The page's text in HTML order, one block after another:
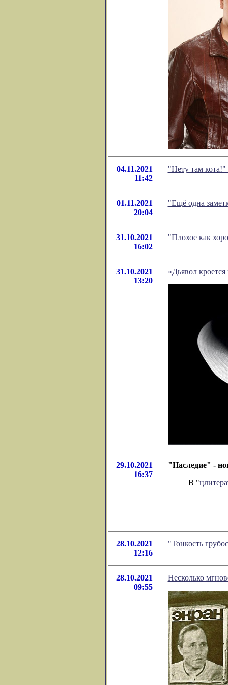
04.11.2021
11:42
"Нету там
01.11.2021
20:04
"Ещё одна
31.10.2021
16:02
"Плохое как
31.10.2021
13:20
«Дьявол кроется
29.10.2021
16:37
"Наследие" -
В "
28.10.2021
12:16
"Тонкость
28.10.2021
09:55
Несколько